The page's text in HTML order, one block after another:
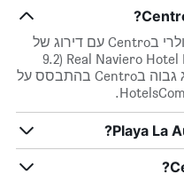
Hotel Colonial הוא מלון מאוד פופולרי בCentro עם דירוג של
7.6 מתוך 165 חוות דעת. Real Naviero Hotel Ejecutivo (9.2
מתוך 54 חוות דעת) גם מלון בדירוג גבוה בCentro בהתבסס על